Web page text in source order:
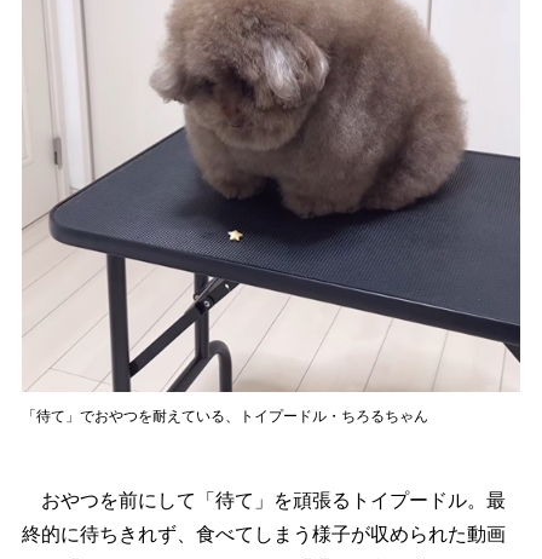
「待て」でおやつを耐えている、トイプードル・ちろるちゃん
おやつを前にして「待て」を頑張るトイプードル。最
終的に待ちきれず、食べてしまう様子が収められた動画